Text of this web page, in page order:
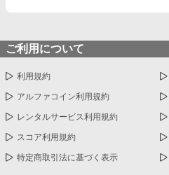
ご利用について
利用規約
アルファコイン利用規約
レンタルサービス利用規約
スコア利用規約
特定商取引法に基づく表示